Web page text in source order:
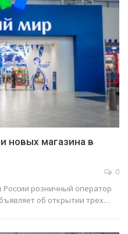
новых магазина в
0
России розничный оператор
об открытии трех…